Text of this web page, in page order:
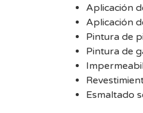
Aplicación
Aplicación
Pintura de
Pintura de
Esmaltado